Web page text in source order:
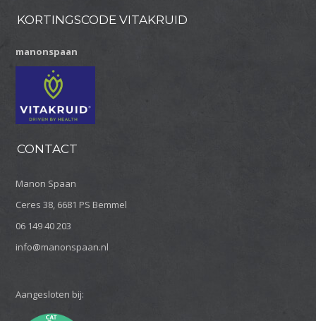
KORTINGSCODE VITAKRUID
manonspaan
CONTACT
Manon Spaan
Ceres 38, 6681 PS Bemmel
06 149 40 203
info@manonspaan.nl
Aangesloten bij: